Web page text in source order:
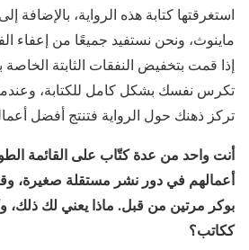
استغرقتها كتابة هذه الرواية، بالإضافة
ماينوث، ونحن نستفيد جميعًا من إعفاء
إذا قمت بتخفيض النفقات الثابتة
تكرس نفسك بشكل كامل للكتابة،
تركز ذهنك حول الرواية فتنتج أفضل
أنت واحد من عدة كتّاب على القائمة
أعمالهم في دور نشر مستقلة صغيرة،
بوكر مرتين من قبل. ماذا يعني لك ذلك،
ككاتب؟